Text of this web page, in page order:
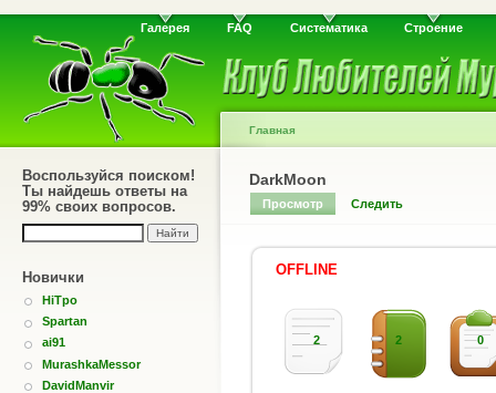
Галерея FAQ Систематика Строение
Воспользуйся поиском!
Ты найдешь ответы на
99% своих вопросов.
Новички
HiTpo
Spartan
ai91
MurashkaMessor
DavidManvir
Главная
DarkMoon
Просмотр Следить
OFFLINE
2 2 0